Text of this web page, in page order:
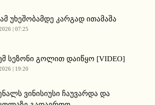
უხეშობამდე კარგად ითამაშა
| 07:25
სეზონი გოლით დაიწყო [VIDEO]
| 19:20
ვინისიუსი ჩაუვარდა და